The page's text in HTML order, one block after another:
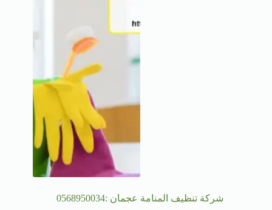
شركة تنظيف المنامة عجمان :0568950034